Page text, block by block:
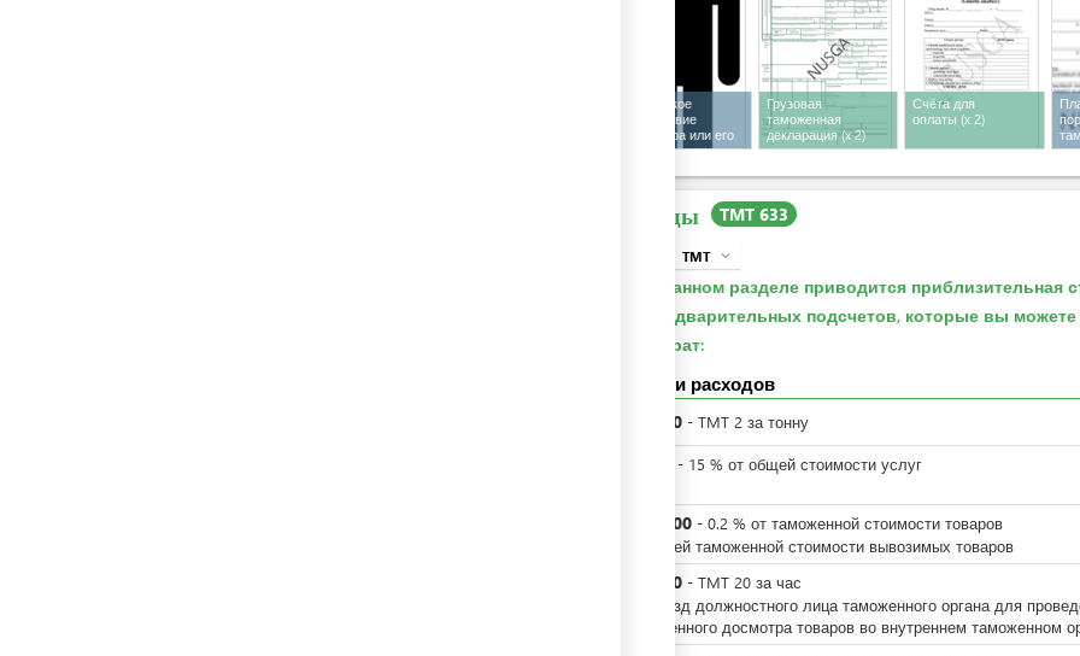
Физическое
присутствие
импортера или его
представителя во
досмотра
Грузовая
таможенная
декларация(x 2)
Счёта для
оплаты (x 2)
Расходы TMT 633
TMT expand_more
В данном разделе приводится приблизительная
предварительных подсчетов, которые вы можете
затрат:
Детали расходов
20 - TMT 2 за тонну
- 15 % от общей стоимости услуг
200 - 0.2 % от таможенной стоимости товаров
от общей таможенной стоимости вывозимых товаров
20 - TMT 20 за час
За выезд должностного лица таможенного органа для
таможенного досмотра товаров во внутреннем таможенном